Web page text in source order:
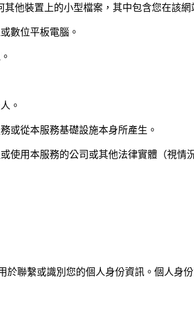
他裝置上的小型檔案，其中包含您在該網
數位平板電腦。
。
或從本服務基礎設施本身所產生。
使用本服務的公司或其他法律實體（視情
聯繫或識別您的個人身份資訊。個人身